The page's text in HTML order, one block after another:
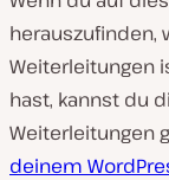
herauszufinden,
Weiterleitungen
hast, kannst du
Weiterleitungen
deinem